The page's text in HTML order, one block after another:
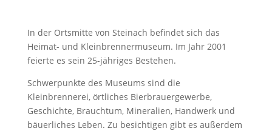
In der Ortsmitte von Steinach befindet sich das
Heimat- und Kleinbrennermuseum. Im Jahr 2001
feierte es sein 25-jähriges Bestehen.
Schwerpunkte des Museums sind die
Kleinbrennerei, örtliches Bierbrauergewerbe,
Geschichte, Brauchtum, Mineralien, Handwerk und
bäuerliches Leben. Zu besichtigen gibt es außerdem